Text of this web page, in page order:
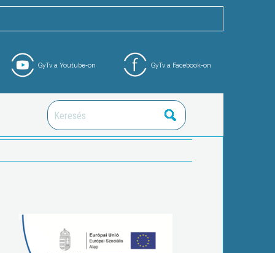
GyTv a Facebook-on
GyTv a Youtube-on